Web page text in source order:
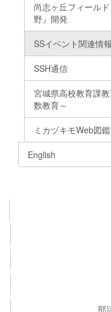
尚志ヶ丘フィール
野』開発
SSイベント関連情報
SSH通信
宮城県高校教育課
数教育～
ミカヅキモWeb図鑑
English
部